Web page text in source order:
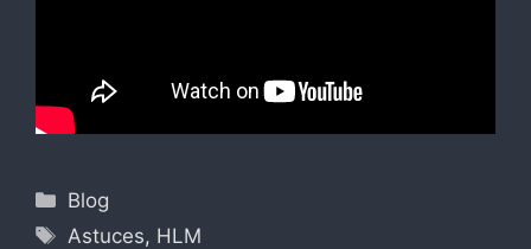
Catégories
Blog
Étiquettes
Astuces, HLM